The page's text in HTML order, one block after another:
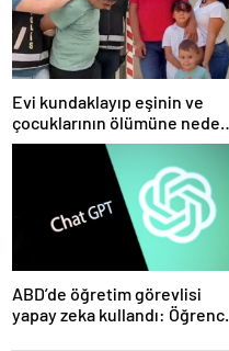
Evi kundaklayıp eşinin ve
çocuklarının ölümüne neden
olmuştu! Yeni görüntüler
ABD’de öğretim görevlisi
yapay zeka kullandı: Öğrenci